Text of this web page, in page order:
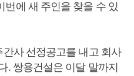
번에 새 주인을 찾을 수 있
사 선정공고를 내고 회사
. 쌍용건설은 이달 말까지